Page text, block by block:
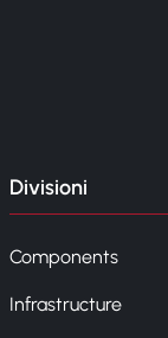
Divisioni
Components
Infrastructure